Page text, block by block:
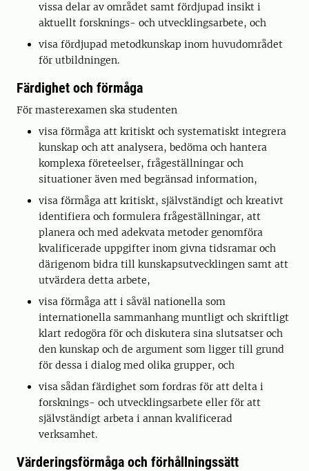
vissa delar av området samt fördjupad insikt i
aktuellt forsknings- och utvecklingsarbete, och
visa fördjupad metodkunskap inom huvudområdet
för utbildningen.
Färdighet och förmåga
För masterexamen ska studenten
visa förmåga att kritiskt och systematiskt integrera
kunskap och att analysera, bedöma och hantera
komplexa företeelser, frågeställningar och
situationer även med begränsad information,
visa förmåga att kritiskt, självständigt och kreativt
identifiera och formulera frågeställningar, att
planera och med adekvata metoder genomföra
kvalificerade uppgifter inom givna tidsramar och
därigenom bidra till kunskapsutvecklingen samt att
utvärdera detta arbete,
visa förmåga att i såväl nationella som
internationella sammanhang muntligt och skriftligt
klart redogöra för och diskutera sina slutsatser och
den kunskap och de argument som ligger till grund
för dessa i dialog med olika grupper, och
visa sådan färdighet som fordras för att delta i
forsknings- och utvecklingsarbete eller för att
självständigt arbeta i annan kvalificerad
verksamhet.
Värderingsförmåga och förhållningssätt